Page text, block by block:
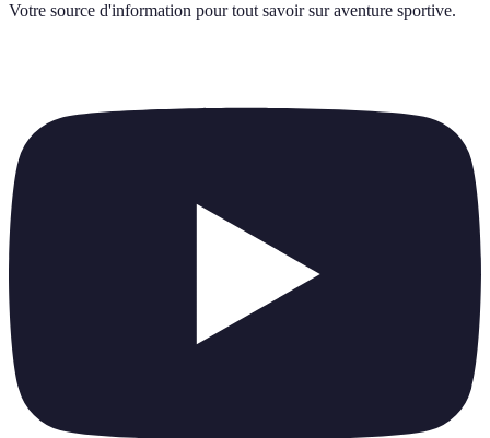
Votre source d'information pour tout savoir sur aventure sportive.